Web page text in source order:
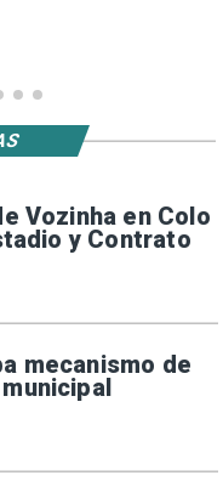
Vozinha en Colo
y Contrato
mecanismo de